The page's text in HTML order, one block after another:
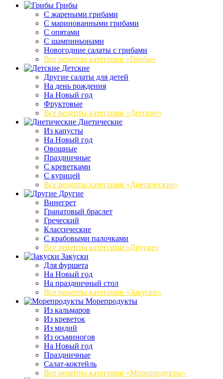
Грибы
C жареными грибами
C маринованными грибами
C опятами
C шампиньонами
Новогодние салаты с грибами
Все рецепты категории «Грибы»
Детские
Другие салаты для детей
На день рождения
На Новый год
Фруктовые
Все рецепты категории «Детские»
Диетические
Из капусты
На Новый год
Овощные
Праздничные
С креветками
С курицей
Все рецепты категории «Диетические»
Другие
Винегрет
Гранатовый браслет
Греческий
Классические
С крабовыми палочками
Все рецепты категории «Другие»
Закуски
Для фуршета
На Новый год
На праздничный стол
Все рецепты категории «Закуски»
Морепродукты
Из кальмаров
Из креветок
Из мидий
Из осьминогов
На Новый год
Праздничные
Салат-коктейль
Все рецепты категории «Морепродукты»